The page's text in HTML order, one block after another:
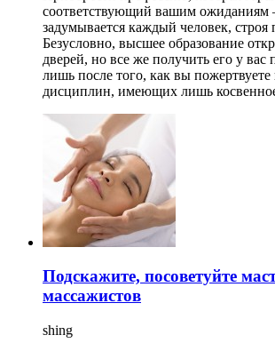
соответствующий вашим ожиданиям
задумывается каждый человек,
Безусловно, высшее образование
дверей, но все же получить его у вас
лишь после того, как вы
дисциплин, имеющих лишь
Подскажите, посоветуйте
массажистов
shing